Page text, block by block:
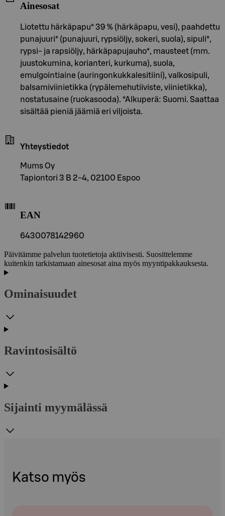
Ainesosat
Liotettu härkäpapu* 39 % (härkäpapu, vesi), paahdettu
punajuuri* (punajuuri, rypsiöljy, sokeri, suola), sipuli*,
rypsi- ja rapsiöljy, härkäpapujauho*, mausteet (mm.
juustokumina, korianteri, kurkuma), suola,
emulgointiaine (auringonkukkalesitiini), valkosipuli,
balsamiviinietikka (rypälemehutiiviste, viinietikka),
nostatusaine (ruokasooda). *Alkuperä: Suomi. Saattaa
sisältää pieniä jäämiä eri viljoista.
Yhteystiedot
Mums Oy
Tapiontori 3 B 2-4, 02100 Espoo
EAN
6430078142960
Päivitämme palvelun tuotetietoja aktiivisesti. Suosittelemme
kuitenkin tarkistamaan ainesosat aina myös myyntipakkauksesta.
Ominaisuudet
Ravintosisältö
Sijainti myymälässä
Katso myös